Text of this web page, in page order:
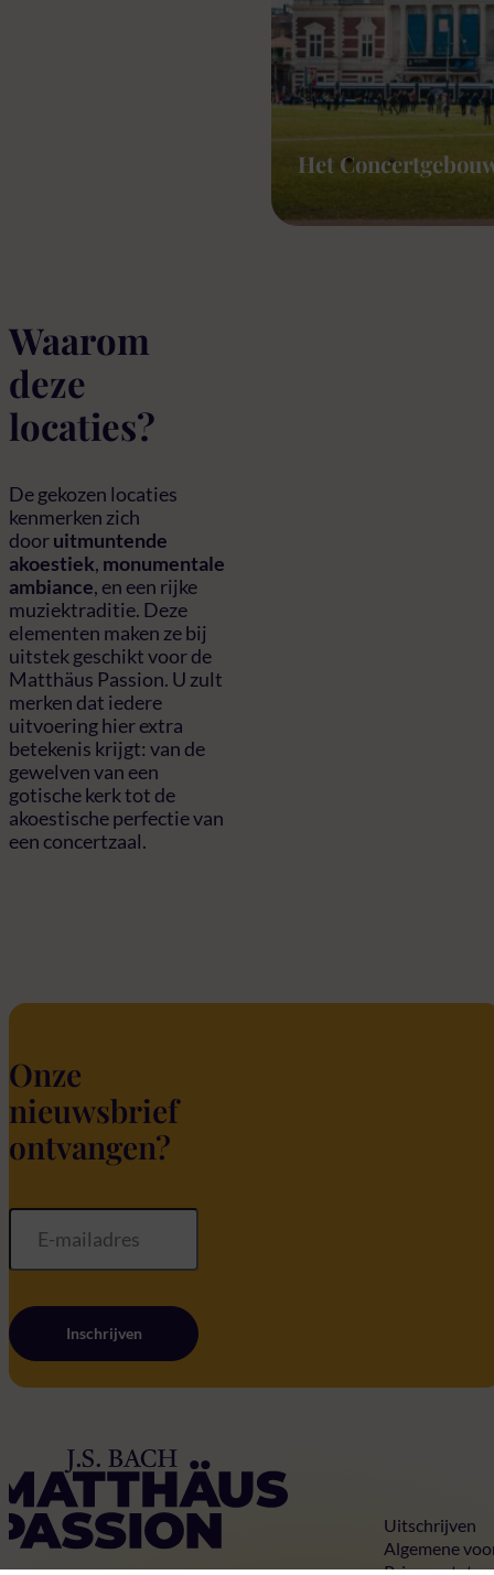
Het
Waarom
deze
locaties?
De gekozen locaties
kenmerken zich
dooruitmuntende
akoestiek, monumentale
ambiance, en een rijke
muziektraditie. Deze
elementen maken ze bij
uitstek geschikt voor de
Matthäus Passion. U zult
merken dat iedere
uitvoering hier extra
betekenis krijgt: van de
gewelven van een
gotische kerk tot de
akoestische perfectie van
een concertzaal.
Onze
nieuwsbrief
ontvangen?
Inschrijven
Uitschrijven
Algemene